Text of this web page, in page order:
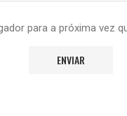
para a próxima vez